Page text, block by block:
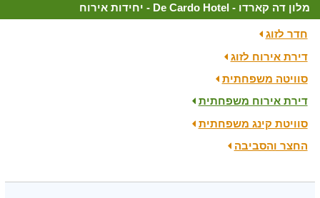
מלון דה קארדו - De Cardo Hotel - יחידות אירוח
חדר לזוג
דירת אירוח לזוג
סוויטה משפחתית
דירת אירוח משפחתית
סוויטת קינג משפחתית
החצר והסביבה